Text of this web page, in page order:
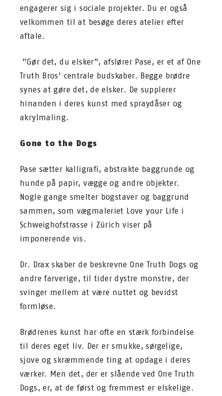
engagerer sig i sociale projekter. Du er også
velkommen til at besøge deres atelier efter
aftale.
"Gør det, du elsker", afslører Pase, er et af One
Truth Bros' centrale budskaber. Begge brødre
synes at gøre det, de elsker. De supplerer
hinanden i deres kunst med spraydåser og
akrylmaling.
Gone to the Dogs
Pase sætter kalligrafi, abstrakte baggrunde og
hunde på papir, vægge og andre objekter.
Nogle gange smelter bogstaver og baggrund
sammen, som vægmaleriet Love your Life i
Schweighofstrasse i Zürich viser på
imponerende vis.
Dr. Drax skaber de beskrevne One Truth Dogs og
andre farverige, til tider dystre monstre, der
svinger mellem at være nuttet og bevidst
formløse.
Brødrenes kunst har ofte en stærk forbindelse
til deres eget liv. Der er smukke, sørgelige,
sjove og skræmmende ting at opdage i deres
værker. Men det, der er slående ved One Truth
Dogs, er, at de først og fremmest er elskelige.